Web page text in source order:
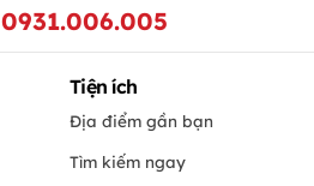
0931.006.005
Tiện ích
Địa điểm gần bạn
Tìm kiếm ngay